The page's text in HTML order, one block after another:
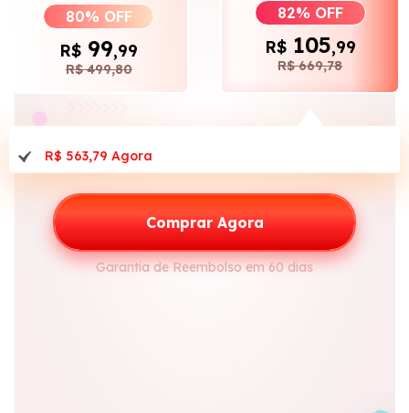
Sala de Imprensa
Suporte
Parceiro
80% OFF
R$ 99,99
R$ 499,80
82% OFF
R$105,99
R$ 669,78
R$ 563,79 Agora
Comprar Agora
Garantia de Reembolso em 60 dias